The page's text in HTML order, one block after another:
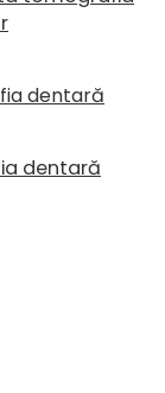
dentară